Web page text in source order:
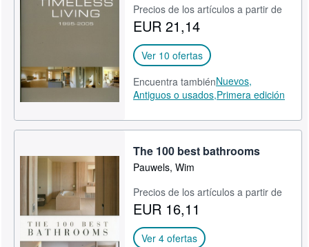
Precios de los artículos a partir de
EUR 21,14
Ver 10 ofertas
Encuentra tambiénNuevos,
Antiguos o usados,Primera edición
The 100 best bathrooms
Pauwels, Wim
Precios de los artículos a partir de
EUR 16,11
Ver 4 ofertas